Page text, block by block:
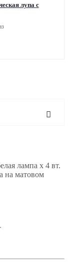
лупа с
лампа x 4 вт.
на матовом